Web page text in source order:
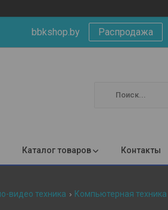
bbkshop.by Распродажа
Каталог товаров Контакты
видео техника Компьютерная техника